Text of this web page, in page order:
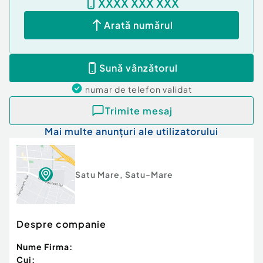
Nr. locuri parcare:
Apă
Gaz
Arată numărul
Sună vânzătorul
numar de telefon validat
Trimite mesaj
Mai multe anunțuri ale utilizatorului
Satu Mare, Satu-Mare
Despre companie
Nume Firma:
Cui: